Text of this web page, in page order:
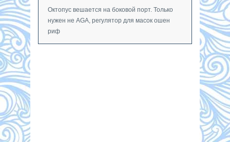
Октопус вешается на боковой порт. Только
нужен не AGA, регулятор для масок ошен
риф